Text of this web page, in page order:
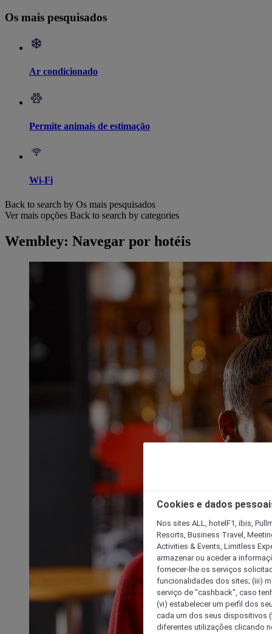
Os mais pesquisados
Ar condicionado
Permite animais de estimação
Wi-Fi
Back to search by Os mais pesquisados
Ver mais opções Back to search by categories
Wembley: Navegar por hotéis
Cookies e dados
Nos sites ALL, hotelF1, ibis,
Resorts, Business Travel,
Activities & Events, Limitless
armazenar ou aceder a
fornecer-lhe os serviços
funcionalidades dos sites; (iii)
serviço de "cashback", caso
(vi) estabelecer um perfil dos
cada um dos seus dispositivos
diferentes utilizações clicando